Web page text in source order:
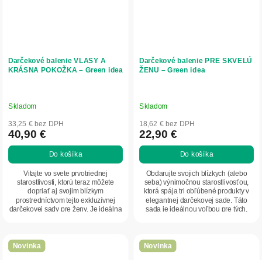
Darčekové balenie VLASY A
KRÁSNA POKOŽKA – Green idea
Skladom
33,25 € bez DPH
40,90 €
Do košíka
Vitajte vo svete prvotriednej
starostlivosti, ktorú teraz môžete
dopriať aj svojim blízkym
prostredníctvom tejto exkluzívnej
darčekovej sady pre ženy. Je ideálna
Darčekové balenie PRE SKVELÚ
ŽENU – Green idea
Skladom
18,62 € bez DPH
22,90 €
Do košíka
Obdarujte svojich blízkych (alebo
seba) výnimočnou starostlivosťou,
ktorá spája tri obľúbené produkty v
elegantnej darčekovej sade. Táto
sada je ideálnou voľbou pre tých,
Novinka Novinka